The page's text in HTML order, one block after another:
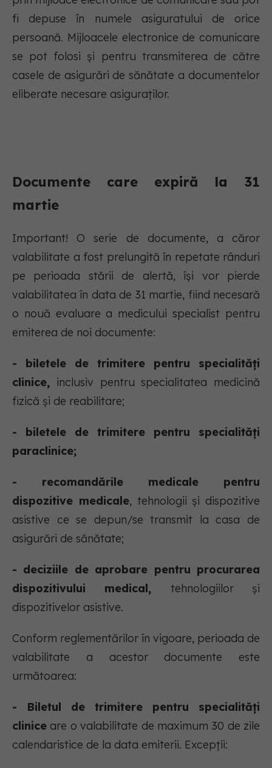
fi depuse în numele asiguratului de orice
persoană. Mijloacele electronice de comunicare
se pot folosi și pentru transmiterea de către
casele de asigurări de sănătate a documentelor
eliberate necesare asiguraților.
Documente care expiră la 31
martie
Important! O serie de documente, a căror
valabilitate a fost prelungită în repetate rânduri
pe perioada stării de alertă, își vor pierde
valabilitatea în data de 31 martie, fiind necesară
o nouă evaluare a medicului specialist pentru
emiterea de noi documente:
- biletele de trimitere pentru specialități
clinice, inclusiv pentru specialitatea medicină
fizică și de reabilitare;
- biletele de trimitere pentru specialități
paraclinice;
- recomandările medicale pentru
dispozitive medicale, tehnologii și dispozitive
asistive ce se depun/se transmit la casa de
asigurări de sănătate;
- deciziile de aprobare pentru procurarea
dispozitivului medical, tehnologiilor și
dispozitivelor asistive.
Conform reglementărilor în vigoare, perioada de
valabilitate a acestor documente este
următoarea:
- Biletul de trimitere pentru specialități
clinice are o valabilitate de maximum 30 de zile
calendaristice de la data emiterii. Excepții: